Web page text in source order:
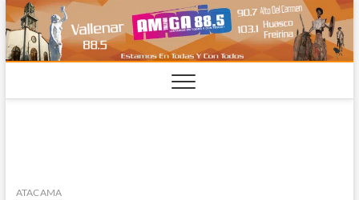
Saltar
al
contenido
ATACAMA